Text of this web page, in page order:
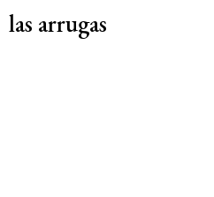
las arrugas